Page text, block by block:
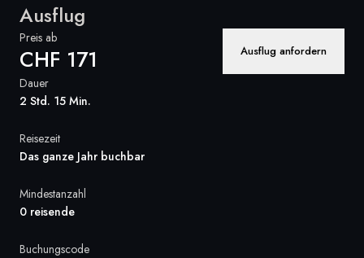
Ausflug
Preis ab
CHF 171 Ausflug anfordern
Dauer
2 Std. 15 Min.
Reisezeit
Das ganze Jahr buchbar
Mindestanzahl
0 reisende
Buchungscode